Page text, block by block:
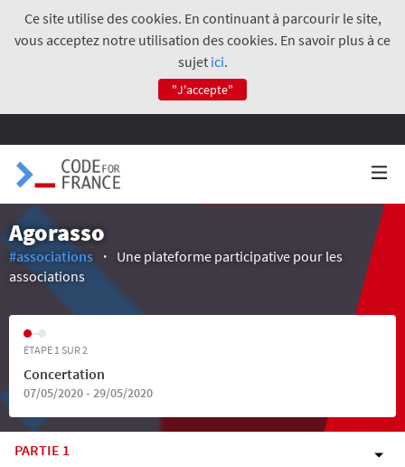
Ce site utilise des cookies. En continuant à parcourir le site,
vous acceptez notre utilisation des cookies. En savoir plus à ce
sujet ici.
"J'accepte"
Agorasso
#associations
Une plateforme participative pour les
associations
ÉTAPE 1 SUR 2
Concertation
07/05/2020 - 29/05/2020
PARTIE 1